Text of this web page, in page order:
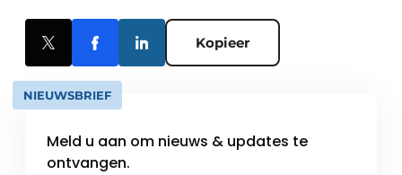
Kopieer
NIEUWSBRIEF
Meld u aan om nieuws & updates te
ontvangen.